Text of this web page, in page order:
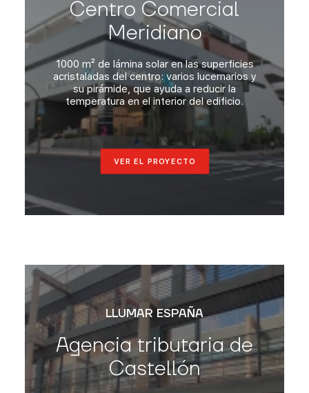
Centro Comercial
Meridiano
1000 m² de lámina solar en las superficies
acristaladas del centro: varios lucernarios y
su pirámide, que ayuda a reducir la
temperatura en el interior del edificio.
VER EL PROYECTO
LLUMAR ESPAÑA
Agencia tributaria de
Castellón